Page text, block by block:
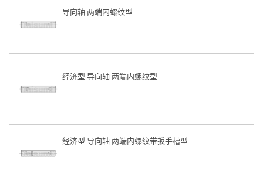
导向轴 两端内螺纹型
经济型 导向轴 两端内螺纹型
经济型 导向轴 两端内螺纹带扳手槽型